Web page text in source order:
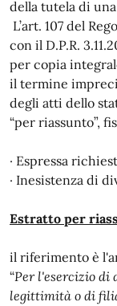
della tutela di
L’art. 107 del
con il D.P.R.
per copia
il termine
degli atti dello
“per riassunto”,
· Espressa
· Inesistenza di
Estratto per
il riferimento è
“Per l'esercizio
legittimità o di